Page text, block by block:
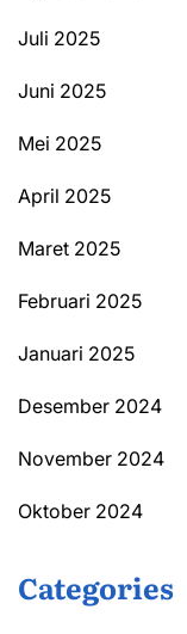
Juli 2025
Juni 2025
Mei 2025
April 2025
Maret 2025
Februari 2025
Januari 2025
Desember 2024
November 2024
Oktober 2024
Categories